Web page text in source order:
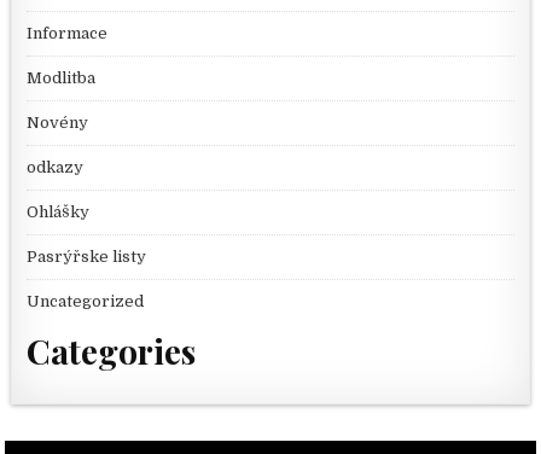
Informace
Modlitba
Novény
odkazy
Ohlášky
Pasrýřske listy
Uncategorized
Categories